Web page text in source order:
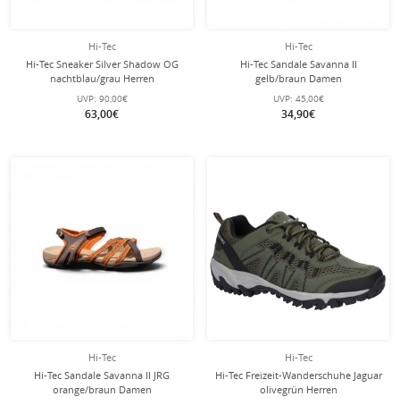
Hi-Tec
Hi-Tec Sneaker Silver Shadow OG
nachtblau/grau Herren
UVP: 90,00€
63,00€
Hi-Tec
Hi-Tec Sandale Savanna II
gelb/braun Damen
UVP: 45,00€
34,90€
Hi-Tec
Hi-Tec Sandale Savanna II JRG
orange/braun Damen
Hi-Tec
Hi-Tec Freizeit-Wanderschuhe Jaguar
olivegrün Herren